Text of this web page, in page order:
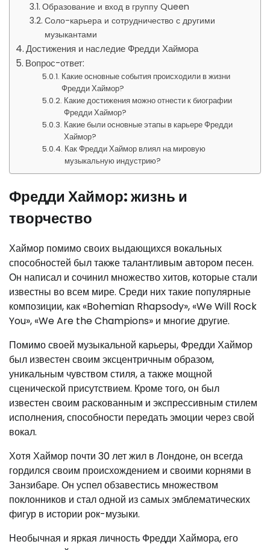
Образование и вход в группу Queen
Соло-карьера и сотрудничество с другими
музыкантами
Достижения и наследие Фредди Хаймора
Вопрос-ответ:
Какие основные события происходили в жизни
Фредди Хаймор?
Какие достижения можно отнести к биографии
Фредди Хаймор?
Какие были основные этапы в карьере Фредди
Хаймор?
Как Фредди Хаймор влиял на мировую
музыкальную индустрию?
Фредди Хаймор: жизнь и
творчество
Хаймор помимо своих выдающихся вокальных
способностей был также талантливым автором песен.
Он написал и сочинил множество хитов, которые стали
известны во всем мире. Среди них такие популярные
композиции, как «Bohemian Rhapsody», «We Will Rock
You», «We Are the Champions» и многие другие.
Помимо своей музыкальной карьеры, Фредди Хаймор
был известен своим эксцентричным образом,
уникальным чувством стиля, а также мощной
сценической присутствием. Кроме того, он был
известен своим раскованным и экспрессивным стилем
исполнения, способности передать эмоции через свой
вокал.
Хотя Хаймор почти 30 лет жил в Лондоне, он всегда
гордился своим происхождением и своими корнями в
Занзибаре. Он успел обзавестись множеством
поклонников и стал одной из самых эмблематических
фигур в истории рок-музыки.
Необычная и яркая личность Фредди Хаймора, его